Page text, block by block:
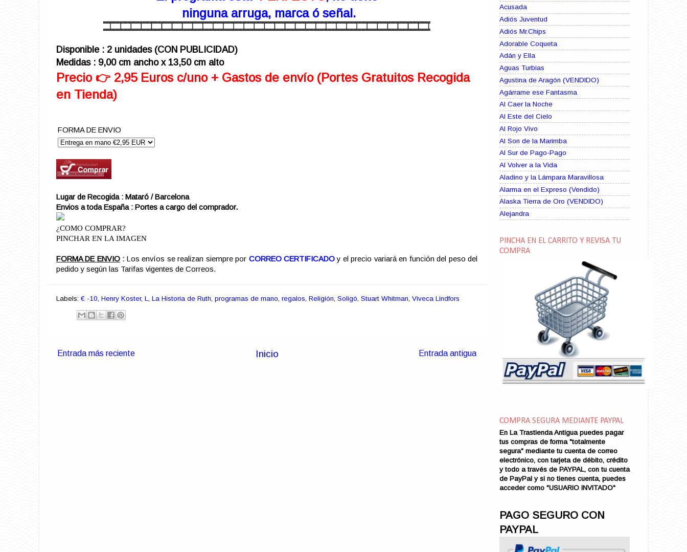
ninguna arruga, marca ó señal.
Disponible : 2 unidades (CON PUBLICIDAD)
Medidas : 9,00 cm ancho x 13,50 cm alto
Precio 👉 2,95 Euros c/uno + Gastos de envío (Portes Gratuitos Recogida
en Tienda)
FORMA DE ENVIO
Lugar de Recogida : Mataró / Barcelona
Envios a toda España : Portes a cargo del comprador.
¿COMO COMPRAR?
PINCHAR EN LA IMAGEN
FORMA DE ENVIO: Los envíos se realizan siempre por CORREO CERTIFICADOy el precio variará en función del peso del
pedido y según las Tarifas vigentes de Correos.
Labels: € -10 Henry Koster, L La Historia de Ruth programas de mano regalos Religión Soligó Stuart Whitman Viveca Lindfors
Entrada más reciente Entrada antigua
Inicio
Acusada
Adiós Juventud
Adiós Mr.Chips
Adorable Coqueta
Adán y Ella
Aguas Turbias
Agustina de Aragón (VENDIDO)
Agárrame ese Fantasma
Al Caer la Noche
Al Este del Cielo
Al Rojo Vivo
Al Son de la Marimba
Al Sur de Pago-Pago
Al Volver a la Vida
Aladino y la Lámpara Maravillosa
Alarma en el Expreso (Vendido)
Alaska Tierra de Oro (VENDIDO)
Alejandra
Alma Zíngara
Alma en Suplicio (VENDIDO)
Amame esta Noche (VENDIDO)
Amanda La Paciente Peligrosa
Amarga Victoria
Amor a Medianoche
Amor en Conserva (VENDIDO)
Amor que Mata
Amor sin Refugio
Ana Karenina
Ana de Brooklyn
Ana y El Rey de Siam
Anatomía de un Asesinato
Andrés Harvey Millonario (VENDIDO)
Andrés Harvey Tenorio
Ansia de Amor (VENDIDO)
Aníbal
PINCHA EN EL CARRITO Y REVISA TU
COMPRA
COMPRA SEGURA MEDIANTE PAYPAL
En La Trastienda Antigua puedes pagar
tus compras de forma "totalmente
segura" mediante tu cuenta de correo
electrónico, con tarjeta de débito, crédito
y todo a través de PAYPAL, con tu cuenta
de PayPal y si no tienes cuenta, puedes
acceder como "USUARIO INVITADO"
PAGO SEGURO CON
PAYPAL